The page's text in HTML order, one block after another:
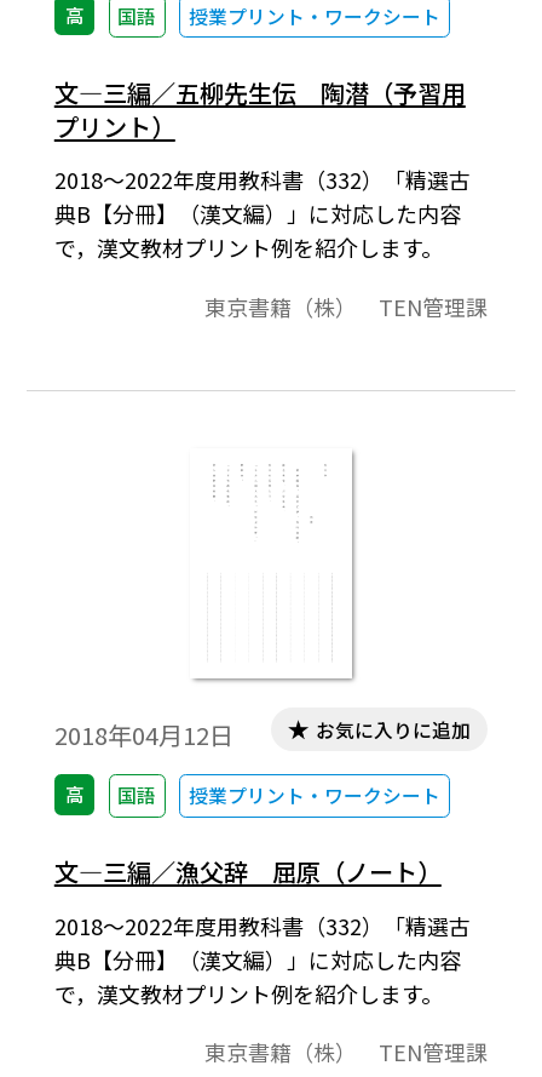
高 国語 授業プリント・ワークシート
文―三編／五柳先生伝 陶潜（予習用
プリント）
2018～2022年度用教科書（332）「精選古
典B【分冊】（漢文編）」に対応した内容
で，漢文教材プリント例を紹介します。
東京書籍（株） TEN管理課
2018年04月12日
高 国語 授業プリント・ワークシート
お気に入りに追加
文―三編／漁父辞 屈原（ノート）
2018～2022年度用教科書（332）「精選古
典B【分冊】（漢文編）」に対応した内容
で，漢文教材プリント例を紹介します。
東京書籍（株） TEN管理課